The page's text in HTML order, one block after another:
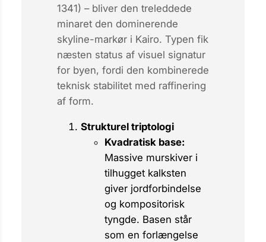
1341) – bliver den treleddede
minaret den dominerende
skyline-markør i Kairo. Typen fik
næsten status af visuel signatur
for byen, fordi den kombinerede
teknisk stabilitet med raffinering
af form.
Strukturel triptologi
Kvadratisk base:
Massive murskiver i
tilhugget kalksten
giver jordforbindelse
og kompositorisk
tyngde. Basen står
som en forlængelse